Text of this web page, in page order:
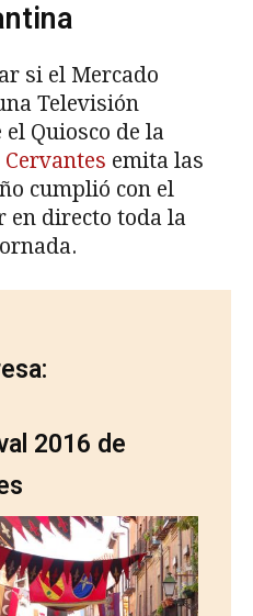
si el Mercado
Televisión
Quiosco de la
Cervantes emita las
cumplió con el
en directo toda la
2016 de